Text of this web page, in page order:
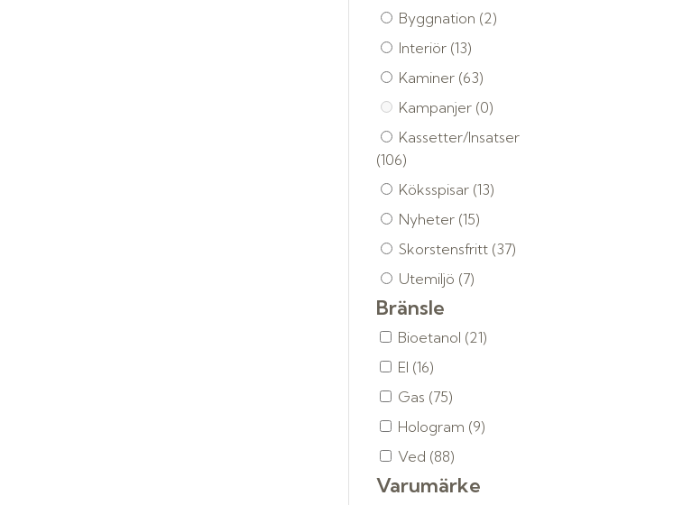
Byggnation (2)
Interiör (13)
Kaminer (63)
Kampanjer (0)
Kassetter/Insatser
(106)
Köksspisar (13)
Nyheter (15)
Skorstensfritt (37)
Utemiljö (7)
Bränsle
Bioetanol (21)
El (16)
Gas (75)
Hologram (9)
Ved (88)
Varumärke